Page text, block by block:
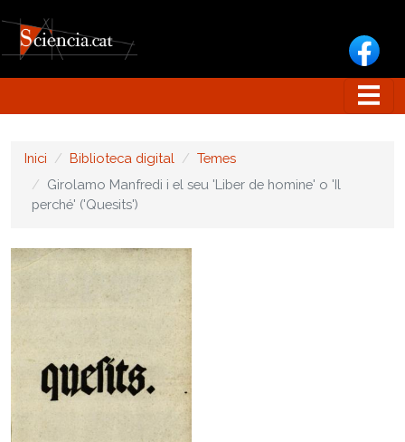
Inici Biblioteca digital
Temes
Girolamo Manfredi i el seu 'Liber de homine' o 'Il
perché' ('Quesits')
Image